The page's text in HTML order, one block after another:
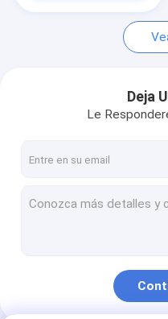
Autobús del delantal
Escaleras
Aeropuerto Ambulift
Camión de servicio de
Deja
Le